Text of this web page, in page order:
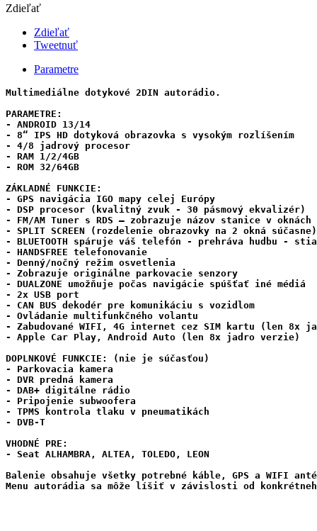
Zdieľať
Zdieľať
Tweetnuť
Parametre
Multimediálne dotykové 2DIN autorádio.
PARAMETRE:
- ANDROID 13/14
- 8“ IPS HD dotyková obrazovka s vysokým rozlíšením
- 4/8 jadrový procesor
- RAM 1/2/4GB
- ROM 32/64GB
ZÁKLADNÉ FUNKCIE:
- GPS navigácia IGO mapy celej Európy
- DSP procesor (kvalitný zvuk - 30 pásmový ekvalizér)
- FM/AM Tuner s RDS – zobrazuje názov stanice v oknách
- SPLIT SCREEN (rozdelenie obrazovky na 2 okná súčasne)
- BLUETOOTH spáruje váš telefón - prehráva hudbu -
- HANDSFREE telefonovanie
- Denný/nočný režim osvetlenia
- Zobrazuje originálne parkovacie senzory
- DUALZONE umožňuje počas navigácie spúšťať iné médiá
- 2x USB port
- CAN BUS dekodér pre komunikáciu s vozidlom
- Ovládanie multifunkčného volantu
- Zabudované WIFI, 4G internet cez SIM kartu (len 8x
- Apple Car Play, Android Auto (len 8x jadro verzie)
DOPLNKOVÉ FUNKCIE: (nie je súčasťou)
- Parkovacia kamera
- DVR predná kamera
- DAB+ digitálne rádio
- Pripojenie subwoofera
- TPMS kontrola tlaku v pneumatikách
- DVB-T
VHODNÉ PRE:
- Seat ALHAMBRA, ALTEA, TOLEDO, LEON
Balenie obsahuje všetky potrebné káble, GPS a WIFI
Menu autorádia sa môže líšiť v závislosti od